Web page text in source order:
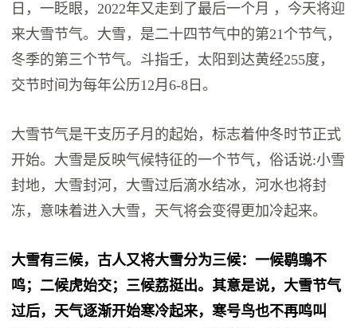
日，一眨眼，2022年又走到了最后一个月 ，今天将迎
来大雪节气。大雪，是二十四节气中的第21个节气，
冬季的第三个节气。斗指壬，太阳到达黄经255度，
交节时间为每年公历12月6-8日。
大雪节气是干支历子月的起始，标志着仲冬时节正式
开始。大雪是反映气候特征的一个节气，俗话说:小雪
封地，大雪封河，大雪过后滴水结冰，河水也将封
冻，意味着进入大雪，天气将会变得更加冷起来。
大雪有三候，古人又将大雪分为三候：一候鹖鴠不
鸣；二候虎始交；三候荔挺出。其意是说，大雪节气
过后，天气逐渐开始寒冷起来，寒号鸟也不再鸣叫